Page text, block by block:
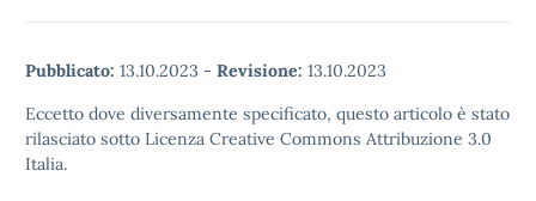
Pubblicato: 13.10.2023 - Revisione: 13.10.2023
Eccetto dove diversamente specificato, questo articolo è stato
rilasciato sotto Licenza Creative Commons Attribuzione 3.0
Italia.